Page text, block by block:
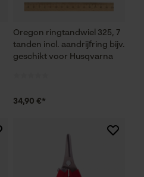
Oregon ringtandwiel 325, 7
tanden incl. aandrijfring bijv.
geschikt voor Husqvarna
34,90 €*